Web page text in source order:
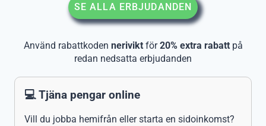
SE ALLA ERBJUDANDEN
Använd rabattkoden neriviktför20% extra rabattpå
redan nedsatta erbjudanden
💻 Tjäna pengar online
Vill du jobba hemifrån eller starta en sidoinkomst?